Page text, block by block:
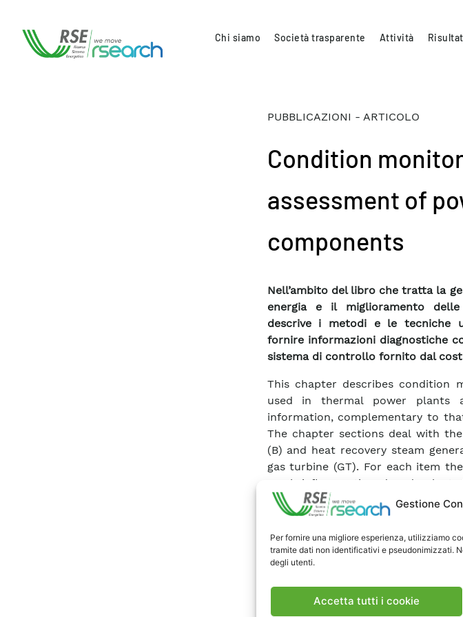
Gestione
Per fornire una migliore esperienza, utilizziamo
tramite dati non identificativi e pseudonimizzati.
degli utenti.
Accetta tutti i cookie
Chi siamo Società trasparente Attività
PUBBLICAZIONI - ARTICOLO
Condition
assessment of
components
Nell’ambito del libro che tratta la
energia e il miglioramento
descrive i metodi e le tecniche
fornire informazioni diagnostiche
sistema di controllo fornito dal
This chapter describes condition
used in thermal power plants
information, complementary to
The chapter sections deal with
(B) and heat recovery steam
gas turbine (GT). For each item
are briefly mentioned and
on-line monitoring or to
an attempt is made to identify
developments in these areas.